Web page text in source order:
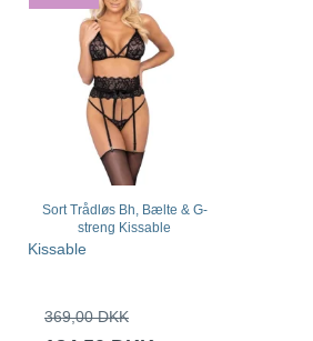
Sort Trådløs Bh, Bælte & G-
streng Kissable
Kissable
369,00 DKK